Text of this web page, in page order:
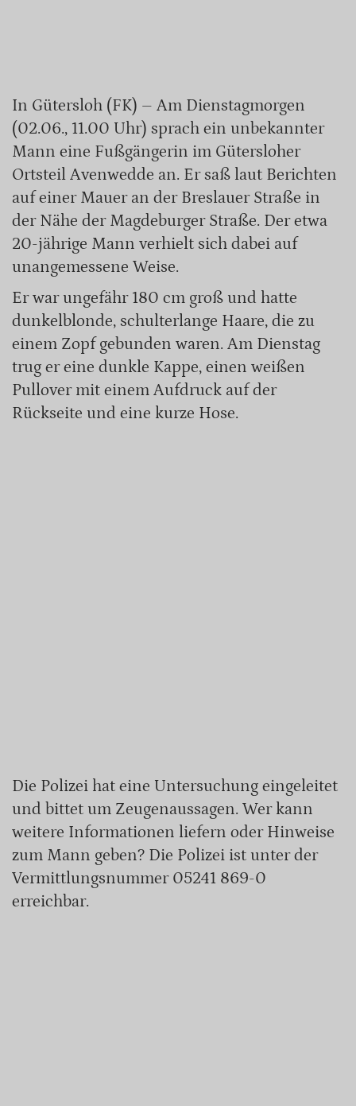
In Gütersloh (FK) – Am Dienstagmorgen
(02.06., 11.00 Uhr) sprach ein unbekannter
Mann eine Fußgängerin im Gütersloher
Ortsteil Avenwedde an. Er saß laut Berichten
auf einer Mauer an der Breslauer Straße in
der Nähe der Magdeburger Straße. Der etwa
20-jährige Mann verhielt sich dabei auf
unangemessene Weise.
Er war ungefähr 180 cm groß und hatte
dunkelblonde, schulterlange Haare, die zu
einem Zopf gebunden waren. Am Dienstag
trug er eine dunkle Kappe, einen weißen
Pullover mit einem Aufdruck auf der
Rückseite und eine kurze Hose.
Die Polizei hat eine Untersuchung eingeleitet
und bittet um Zeugenaussagen. Wer kann
weitere Informationen liefern oder Hinweise
zum Mann geben? Die Polizei ist unter der
Vermittlungsnummer 05241 869-0
erreichbar.